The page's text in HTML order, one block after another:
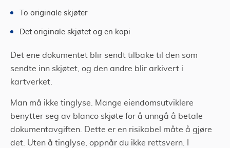
To originale skjøter
Det originale skjøtet og en kopi
Det ene dokumentet blir sendt tilbake til den som
sendte inn skjøtet, og den andre blir arkivert i
kartverket.
Man må ikke tinglyse. Mange eiendomsutviklere
benytter seg av blanco skjøte for å unngå å betale
dokumentavgiften. Dette er en risikabel måte å gjøre
det. Uten å tinglyse, oppnår du ikke rettsvern. I